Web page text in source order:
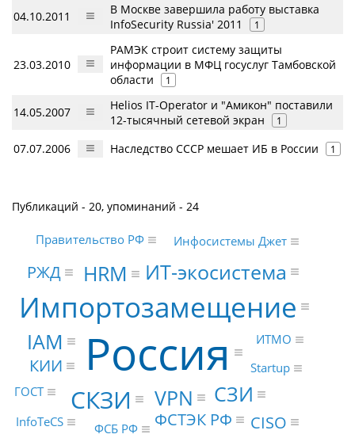
04.10.2011
В Москве завершила работу выставка
InfoSecurity Russia' 2011
1
23.03.2010
РАМЭК строит систему защиты
информации в МФЦ госуслуг Тамбовской
области
1
14.05.2007
Helios IT-Operator и "Амикон" поставили
12-тысячный сетевой экран
1
07.07.2006 Наследство СССР мешает ИБ в России 1
Публикаций - 20, упоминаний - 24
Россия
Импортозамещение
СКЗИ VPN
ИТ-экосистема
СЗИ
IAM
HRM
РЖД
ФСТЭК РФ
КИИ
CISO
InfoTeCS
Инфосистемы Джет
ФСБ РФ
Startup
ИТМО
Правительство РФ
ГОСТ